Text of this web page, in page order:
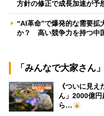
方針の修正で成長加速が予
“AI革命”で爆発的な需要拡
か？ 高い競争力を持つ中
「みんなで大家さん
《ついに見
ん」2000億円
ら…